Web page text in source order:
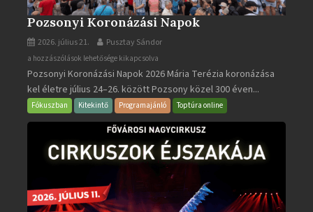
Pozsonyi Koronázási Napok
2026. július 21. Pusztay Sándor
Pozsonyi
Koronázási
Napok
bejegyzéshez
a hozzászólások lehetősége kikapcsolva
Pozsonyi Koronázási Napok 2026 Mária Terézia koronázása
kel életre július 24–26. között Pozsony közel 300 éven...
Fókuszban Kitekintő Programajánló Toptúra online